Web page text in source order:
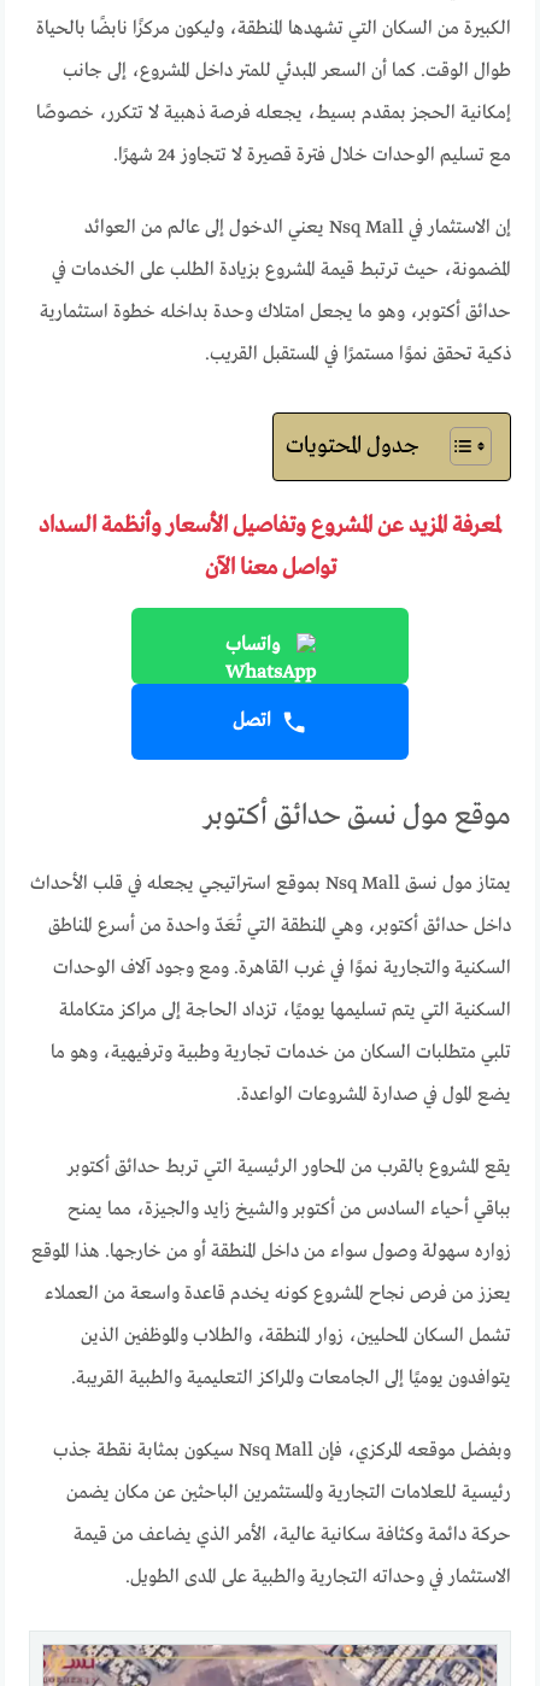
الكبيرة من السكان التي تشهدها المنطقة، وليكون مركزًا نابضًا بالحياة
طوال الوقت. كما أن السعر المبدئي للمتر داخل المشروع، إلى جانب
إمكانية الحجز بمقدم بسيط، يجعله فرصة ذهبية لا تتكرر، خصوصًا
مع تسليم الوحدات خلال فترة قصيرة لا تتجاوز 24 شهرًا.
إن الاستثمار في Nsq Mall يعني الدخول إلى عالم من العوائد
المضمونة، حيث ترتبط قيمة المشروع بزيادة الطلب على الخدمات في
حدائق أكتوبر، وهو ما يجعل امتلاك وحدة بداخله خطوة استثمارية
ذكية تحقق نموًا مستمرًا في المستقبل القريب.
جدول المحتويات
لمعرفة المزيد عن المشروع وتفاصيل الأسعار وأنظمة السداد
تواصل معنا الآن
واتساب
اتصل
موقع مول نسق حدائق أكتوبر
يمتاز مول نسق Nsq Mall بموقع استراتيجي يجعله في قلب الأحداث
داخل حدائق أكتوبر، وهي المنطقة التي تُعَدّ واحدة من أسرع المناطق
السكنية والتجارية نموًا في غرب القاهرة. ومع وجود آلاف الوحدات
السكنية التي يتم تسليمها يوميًا، تزداد الحاجة إلى مراكز متكاملة
تلبي متطلبات السكان من خدمات تجارية وطبية وترفيهية، وهو ما
يضع المول في صدارة المشروعات الواعدة.
يقع المشروع بالقرب من المحاور الرئيسية التي تربط حدائق أكتوبر
بباقي أحياء السادس من أكتوبر والشيخ زايد والجيزة، مما يمنح
زواره سهولة وصول سواء من داخل المنطقة أو من خارجها. هذا الموقع
يعزز من فرص نجاح المشروع كونه يخدم قاعدة واسعة من العملاء
تشمل السكان المحليين، زوار المنطقة، والطلاب والموظفين الذين
يتوافدون يوميًا إلى الجامعات والمراكز التعليمية والطبية القريبة.
وبفضل موقعه المركزي، فإن Nsq Mall سيكون بمثابة نقطة جذب
رئيسية للعلامات التجارية والمستثمرين الباحثين عن مكان يضمن
حركة دائمة وكثافة سكانية عالية، الأمر الذي يضاعف من قيمة
الاستثمار في وحداته التجارية والطبية على المدى الطويل.